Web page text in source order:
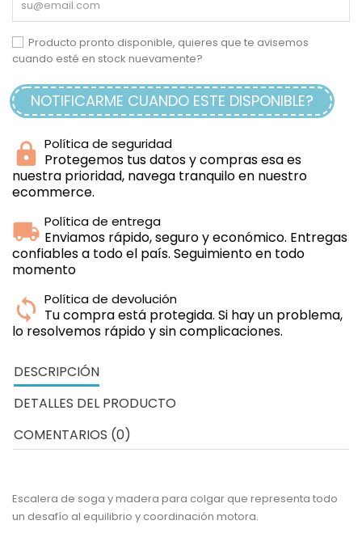
Producto pronto disponible, quieres que te avisemos
cuando esté en stock nuevamente?
NOTIFICARME CUANDO ESTE DISPONIBLE?
Política de seguridad
Protegemos tus datos y compras esa es
nuestra prioridad, navega tranquilo en nuestro
ecommerce.
Política de entrega
Enviamos rápido, seguro y económico. Entregas
confiables a todo el país. Seguimiento en todo
momento
Política de devolución
Tu compra está protegida. Si hay un problema,
lo resolvemos rápido y sin complicaciones.
DESCRIPCIÓN
DETALLES DEL PRODUCTO
COMENTARIOS (0)
Escalera de soga y madera para colgar que representa todo
un desafío al equilibrio y coordinación motora.